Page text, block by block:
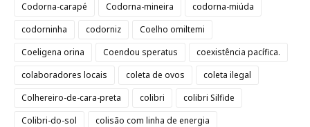
Codorna-carapé
Codorna-mineira
codorna-miúda
codorninha
codorniz
Coelho omiltemi
Coeligena orina
Coendou speratus
coexistência pacífica.
colaboradores locais
coleta de ovos
coleta ilegal
Colhereiro-de-cara-preta
colibri
colibri Silfide
Colibri-do-sol
colisão com linha de energia